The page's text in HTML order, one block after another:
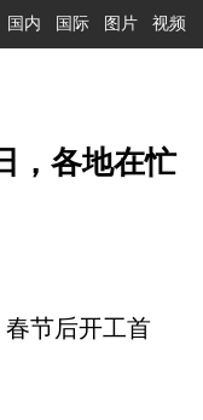
国内 国际 图片 视频
，各地在忙
节后开工首